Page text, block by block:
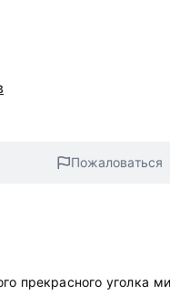
Пожаловаться
прекрасного уголка